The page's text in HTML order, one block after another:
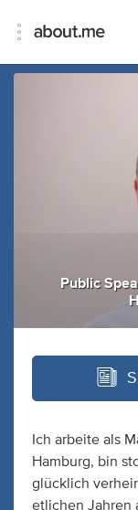
Public
Ich arbeite als
Hamburg, bin
glücklich
etlichen Jahren